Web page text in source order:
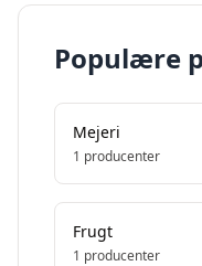
Populære
Mejeri
1 producenter
Frugt
1 producenter